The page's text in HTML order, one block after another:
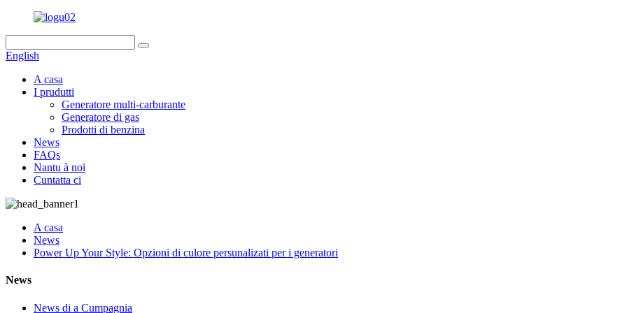
English
A casa
I prudutti
Generatore multi-carburante
Generatore di gas
Prodotti di benzina
News
FAQs
Nantu à noi
Cuntatta ci
A casa
News
Power Up Your Style: Opzioni di culore persunalizati per i generatori
News
News di a Cumpagnia